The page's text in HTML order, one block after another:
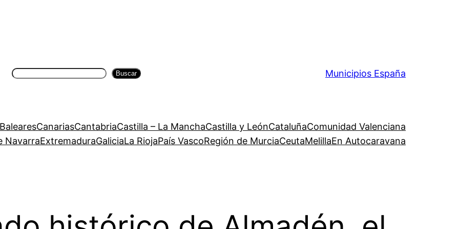
Buscar Buscar Municipios España
CanariasCantabriaCastilla – La ManchaCastilla y LeónCataluñaComunidad Valenciana
NavarraExtremaduraGaliciaLa RiojaPaís VascoRegión de MurciaCeutaMelillaEn Autocaravana